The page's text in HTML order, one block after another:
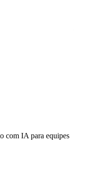
com IA para equipes